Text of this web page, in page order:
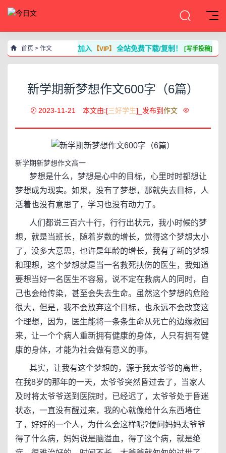
首页 > 作文 加入【VIP】 全站免费下载/复制！ [写手投稿]
新学期新梦想作文600字（6篇）
2023-11-21 本文由:[三好学生]_发布到 作文
新学期新梦想作文高一
梦想是什么，梦想是心中的目标，心里时时都想让
梦想成为现实。如果，没有了梦想，那就失去目标，人
活着也没有意思了，学习也没有动力了。
人们都说三百六十行，行行出状元，我小时候的梦
想，就是当班长，随着岁数的增长，觉得这个梦想太小
了，没多大意思，也许是年龄的增长，我有了新的梦想
和理想，这个梦想就是当一名救死扶伤的医生，我知道
要想当好一名医生不容易，说不定在救病人的同时，自
己也会给传染，甚至会失去生命。虽然这个梦想的危险
很大，但是，我不会放弃这个目标，也永远不会改变这
个理想，因为，医生能将一条条生命从死亡的边缘救回
来，让一个个病人重新拥有健康的身体，人只有拥有健
康的身体，才能为社会做有意义的事。
其实，让我有这个梦想的，源于我太爷爷的离世，
在我8岁的那年的一天，太爷爷突然昏过去了，当家人
及时将太爷爷送到医院时，已经迟了，太爷爷处于昏迷
状态，一直没有醒过来，我的心就像给什么东西堵住
了，好好的一个人，为什么会这样呢?便问妈妈太爷爷
得了什么病，妈妈说是脑溢血，得了这个病，就是绝